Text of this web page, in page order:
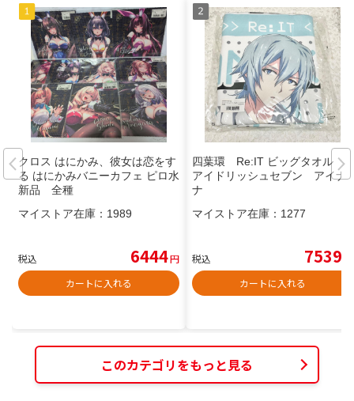
クロス はにかみ、彼女は恋をす
る はにかみバニーカフェ ピロ水
新品 全種
マイストア在庫： 1989
税込 6444円
カートに入れる
四葉環 Re:IT ビッグタオル
アイドリッシュセブン アイナ
ナ
マイストア在庫： 1277
税込 7539
カートに入れる
このカテゴリをもっと見る